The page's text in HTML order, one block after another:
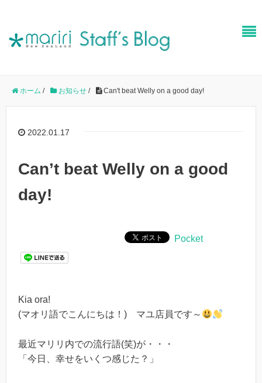
ホーム / お知らせ / Can't beat Welly on a good day!
2022.01.17
Can’t beat Welly on a good
day!
Pocket
Kia ora!
(マオリ語でこんにちは！) マユ店員です～
最近マリリ内での流行語(笑)が・・・
「今日、幸せをいくつ感じた？」